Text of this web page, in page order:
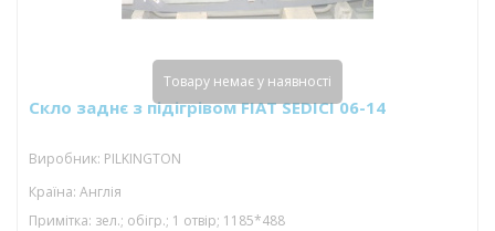
Скло заднє з підігрівом FIAT SEDICI 06-14
Виробник: PILKINGTON
Країна: Англія
Примітка: зел.; обігр.; 1 отвір; 1185*488
Товару немає у наявності